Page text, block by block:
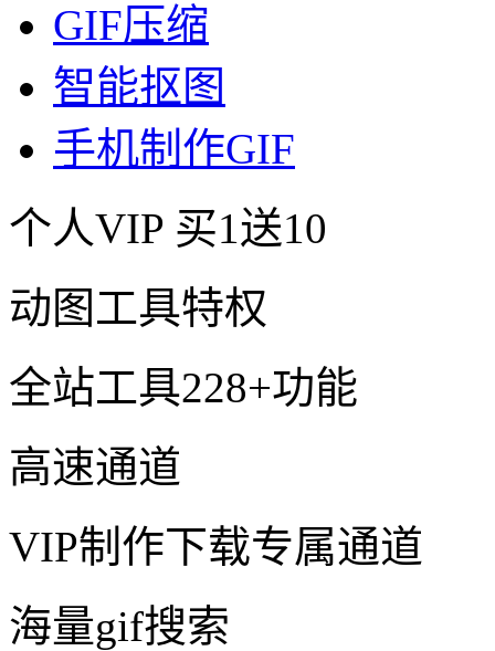
GIF压缩
智能抠图
手机制作GIF
个人VIP 买1送10
动图工具特权
全站工具228+功能
高速通道
VIP制作下载专属通道
海量gif搜索